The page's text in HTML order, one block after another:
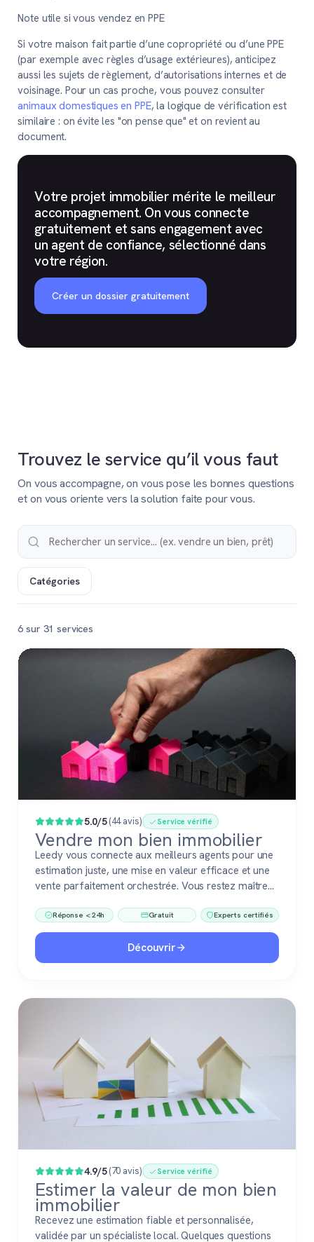
Note utile si vous vendez en PPE
Si votre maison fait partie d’une copropriété ou d’une PPE
(par exemple avec règles d’usage extérieures), anticipez
aussi les sujets de règlement, d’autorisations internes et de
voisinage. Pour un cas proche, vous pouvez consulter
animaux domestiques en PPE, la logique de vérification est
similaire : on évite les "on pense que" et on revient au
document.
Votre projet immobilier mérite le meilleur
accompagnement. On vous connecte
gratuitement et sans engagement avec
un agent de confiance, sélectionné dans
votre région.
Créer un dossier gratuitement
Trouvez le service qu’il vous faut
On vous accompagne, on vous pose les bonnes questions
et on vous oriente vers la solution faite pour vous.
Catégories
6 sur 31 services
Populaire
5.0/5(44 avis) Service vérifié
Vendre mon bien immobilier
Leedy vous connecte aux meilleurs agents pour une
estimation juste, une mise en valeur efficace et une
vente parfaitement orchestrée. Vous restez maître
Réponse < 24h Gratuit Experts certifiés
Découvrir
4.9/5(70 avis) Service vérifié
Estimer la valeur de mon bien
immobilier
Recevez une estimation fiable et personnalisée,
validée par un spécialiste local. Quelques questions